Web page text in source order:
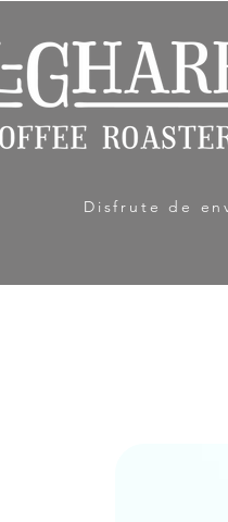
Disfrute de